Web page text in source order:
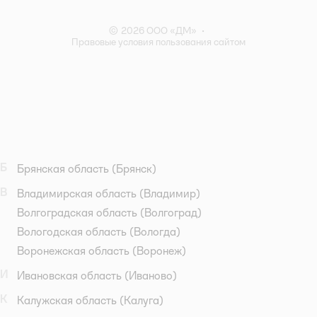
© 2026 ООО «ДМ» •
Правовые условия пользования сайтом
Брянская область (Брянск)
Владимирская область (Владимир)
Волгоградская область (Волгоград)
Вологодская область (Вологда)
Воронежская область (Воронеж)
Ивановская область (Иваново)
Калужская область (Калуга)